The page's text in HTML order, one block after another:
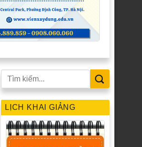
LỊCH KHAI GIẢNG